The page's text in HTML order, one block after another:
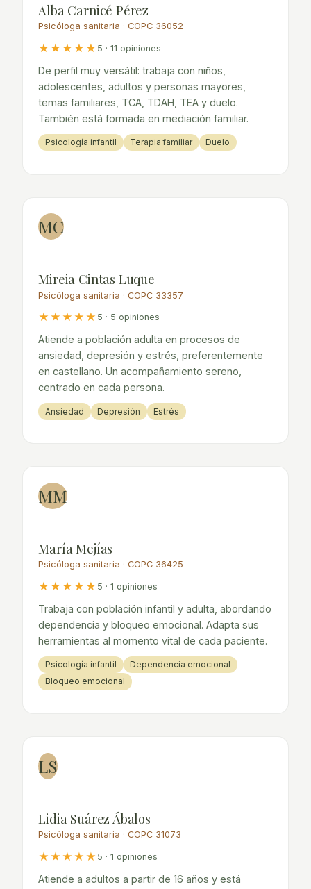
Alba Carnicé Pérez
Psicóloga sanitaria · COPC 36052
★★★★★ 5 · 11 opiniones
De perfil muy versátil: trabaja con niños,
adolescentes, adultos y personas mayores,
temas familiares, TCA, TDAH, TEA y duelo.
También está formada en mediación familiar.
Psicología infantil Terapia familiar Duelo
MC
Mireia Cintas Luque
Psicóloga sanitaria · COPC 33357
★★★★★ 5 · 5 opiniones
Atiende a población adulta en procesos de
ansiedad, depresión y estrés, preferentemente
en castellano. Un acompañamiento sereno,
centrado en cada persona.
Ansiedad Depresión Estrés
MM
María Mejías
Psicóloga sanitaria · COPC 36425
★★★★★ 5 · 1 opiniones
Trabaja con población infantil y adulta, abordando
dependencia y bloqueo emocional. Adapta sus
herramientas al momento vital de cada paciente.
Psicología infantil
Dependencia emocional
Bloqueo emocional
LS
Lidia Suárez Ábalos
Psicóloga sanitaria · COPC 31073
★★★★★ 5 · 1 opiniones
Atiende a adultos a partir de 16 años y está